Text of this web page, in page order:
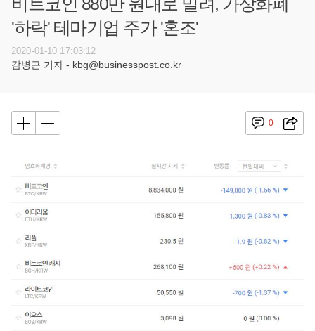
'하락' 테마기업 주가 '혼조'
2020-01-10 17:03:12
감병근 기자 - kbg@businesspost.co.kr
0